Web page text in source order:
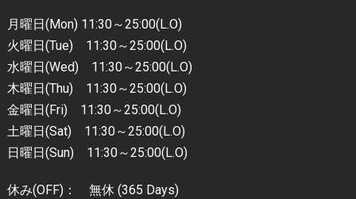
月曜日(Mon) 11:30～25:00(L.O)
火曜日(Tue) 11:30～25:00(L.O)
水曜日(Wed) 11:30～25:00(L.O)
木曜日(Thu) 11:30～25:00(L.O)
金曜日(Fri) 11:30～25:00(L.O)
土曜日(Sat) 11:30～25:00(L.O)
日曜日(Sun) 11:30～25:00(L.O)
休み(OFF)： 無休 (365 Days)